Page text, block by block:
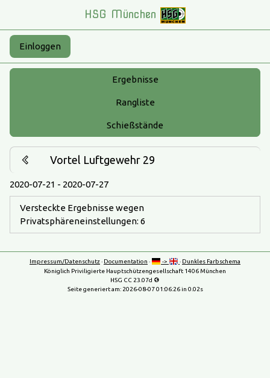
HSG München
Einloggen
Ergebnisse
Rangliste
Schießstände
Vortel Luftgewehr 29
2020-07-21 - 2020-07-27
Versteckte Ergebnisse wegen
Privatsphäreneinstellungen: 6
Impressum/Datenschutz· Documentation · -> · Dunkles Farbschema
Königlich Priviligierte Hauptschützengesellschaft 1406 München
HSG CC 23.07d
Seite generiert am: 2026-08-07 01:06:26in 0.02s